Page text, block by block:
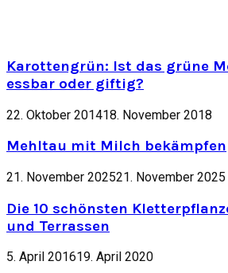
Karottengrün: Ist das grüne
essbar oder giftig?
22. Oktober 201418. November 2018
Mehltau mit Milch bekämpfen
21. November 202521. November 2025
Die 10 schönsten
und Terrassen
5. April 201619. April 2020